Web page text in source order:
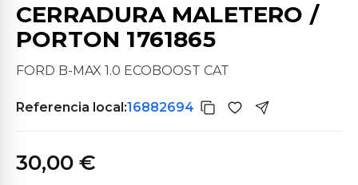
CERRADURA MALETERO /
PORTON 1761865
FORD B-MAX 1.0 ECOBOOST CAT
Referencia local:16882694
30,00 €